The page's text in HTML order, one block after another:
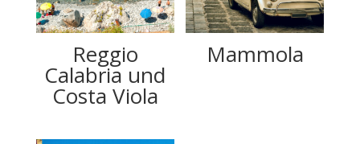
Reggio
Calabria und
Costa Viola
Mammola